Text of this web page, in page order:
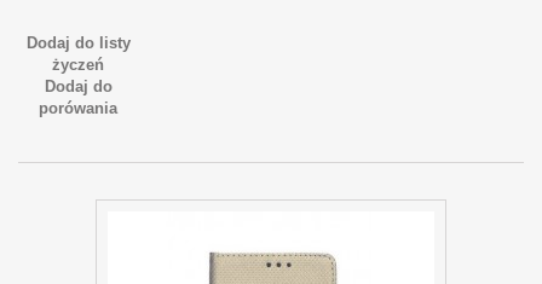
Dodaj do listy
życzeń
Dodaj do
porówania